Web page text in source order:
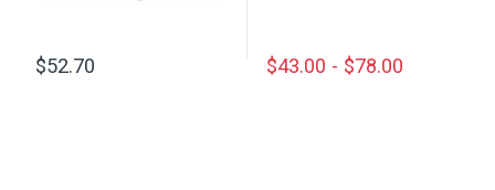
$52.70 $43.00 - $78.00